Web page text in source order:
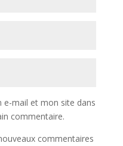
mail et mon site dans
commentaire.
commentaires